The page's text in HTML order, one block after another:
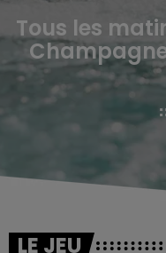
Tous les
LE JEU